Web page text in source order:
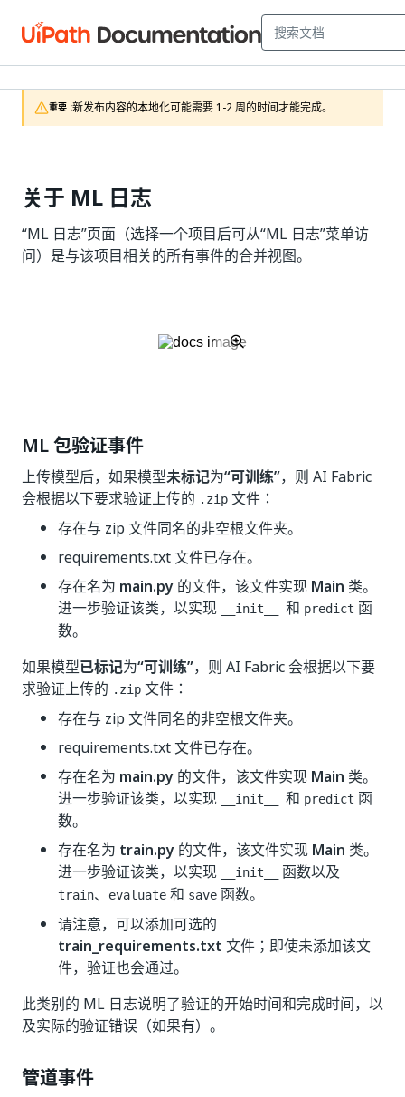
重要 :新发布内容的本地化可能需要 1-2 周的时间才能完成。
关于 ML 日志
“ML 日志”页面（选择一个项目后可从“ML 日志”菜单访
问）是与该项目相关的所有事件的合并视图。
ML 包验证事件
上传模型后，如果模型未标记为“可训练”，则 AI Fabric
会根据以下要求验证上传的 .zip 文件：
存在与 zip 文件同名的非空根文件夹。
requirements.txt文件已存在。
存在名为 main.py 的文件，该文件实现 Main 类。
进一步验证该类，以实现
__init__ 和 predict 函
数。
如果模型已标记为“可训练”，则 AI Fabric 会根据以下要
求验证上传的 .zip 文件：
存在与 zip 文件同名的非空根文件夹。
requirements.txt文件已存在。
存在名为 main.py 的文件，该文件实现 Main 类。
进一步验证该类，以实现
__init__ 和 predict 函
数。
存在名为 train.py 的文件，该文件实现 Main 类。
进一步验证该类，以实现
__init__ 函数以及
train、 evaluate 和 save 函数。
请注意，可以添加可选的
train_requirements.txt 文件；即使未添加该文
件，验证也会通过。
此类别的 ML 日志说明了验证的开始时间和完成时间，以
及实际的验证错误（如果有）。
管道事件